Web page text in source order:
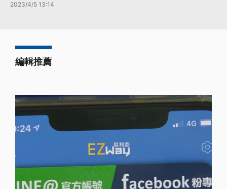
2023/4/5 13:14
編輯推薦